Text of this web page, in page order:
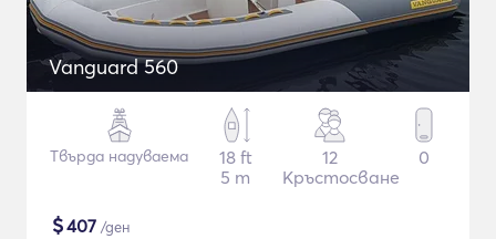
Vanguard 560
Твърда надуваема
18 ft
5 m
12
Кръстосване
0
$407 /ден